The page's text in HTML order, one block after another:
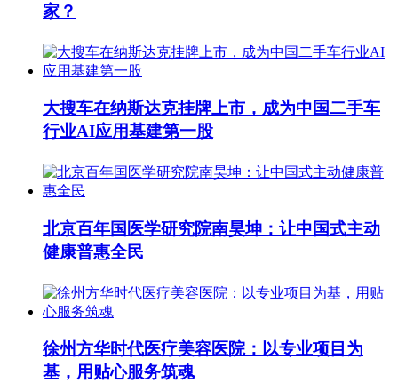
家？
大搜车在纳斯达克挂牌上市，成为中国二手车
行业AI应用基建第一股
北京百年国医学研究院南昊坤：让中国式主动
健康普惠全民
徐州方华时代医疗美容医院：以专业项目为
基，用贴心服务筑魂